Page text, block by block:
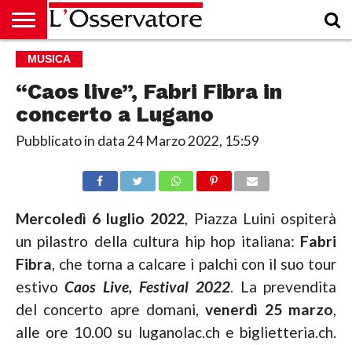
HOME
CULTURA
ECONOMIA
RUBRICHE
ARCHIVIO
PODCAST
ABBONAMENTO
CHI
ACCEDI
MUSICA
“Caos live”, Fabri Fibra in
concerto a Lugano
Pubblicato in data24 Marzo 2022, 15:59
Mercoledì 6 luglio 2022, Piazza Luini ospiterà
un pilastro della cultura hip hop italiana: Fabri
Fibra, che torna a calcare i palchi con il suo tour
estivoCaos Live, Festival 2022. La prevendita
del concerto apre domani, venerdì 25 marzo,
alle ore 10.00 su luganolac.ch e biglietteria.ch.